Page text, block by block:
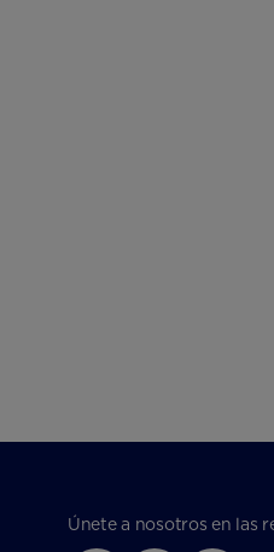
Únete a nosotros en las